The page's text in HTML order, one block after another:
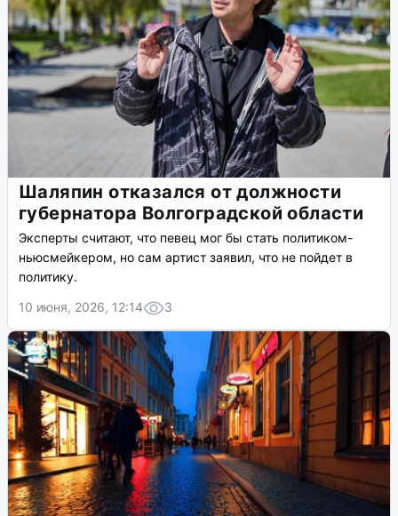
Шаляпин отказался от должности
губернатора Волгоградской области
Эксперты считают, что певец мог бы стать политиком-
ньюсмейкером, но сам артист заявил, что не пойдет в
политику.
10 июня, 2026, 12:14
3